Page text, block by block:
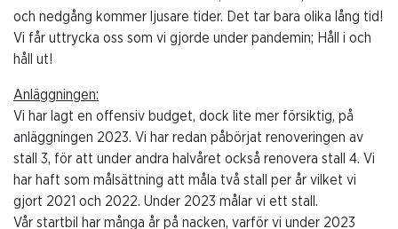
och nedgång kommer ljusare tider. Det tar bara olika lång tid!
Vi får uttrycka oss som vi gjorde under pandemin; Håll i och
håll ut!
Anläggningen:
Vi har lagt en offensiv budget, dock lite mer försiktig, på
anläggningen 2023. Vi har redan påbörjat renoveringen av
stall 3, för att under andra halvåret också renovera stall 4. Vi
har haft som målsättning att måla två stall per år vilket vi
gjort 2021 och 2022. Under 2023 målar vi ett stall.
Vår startbil har många år på nacken, varför vi under 2023